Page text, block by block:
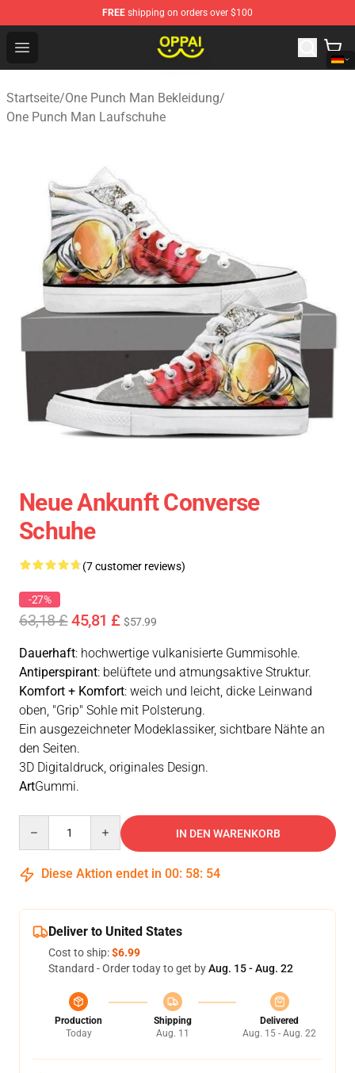
FREE shipping on orders over $100
Open menu
Oppai Store - Official Oppai Merchandise Shop
Startseite/One Punch Man Bekleidung/
One Punch Man Laufschuhe
Neue Ankunft Converse
Schuhe
(7 customer reviews)
-27%
63,18 £45,81 £ $57.99
Dauerhaft: hochwertige vulkanisierte Gummisohle.
Antiperspirant: belüftete und atmungsaktive Struktur.
Komfort + Komfort: weich und leicht, dicke Leinwand
oben, "Grip" Sohle mit Polsterung.
Ein ausgezeichneter Modeklassiker, sichtbare Nähte an
den Seiten.
3D Digitaldruck, originales Design.
ArtGummi.
IN DEN WARENKORB
Diese Aktion endet in 00: 58: 54
Deliver to United States
Cost to ship:$6.99
Standard - Order today to get byAug. 15 - Aug. 22
Production
Today
Shipping
Aug. 11
Delivered
Aug. 15 - Aug. 22